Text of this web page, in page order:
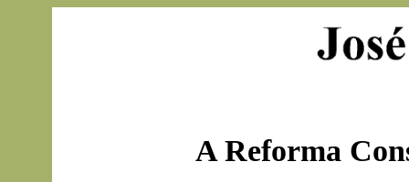
A Reforma